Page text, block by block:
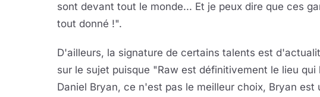
sont devant tout le monde... Et je peux dire que ces
tout donné !".
D'ailleurs, la signature de certains talents est
sur le sujet puisque "Raw est définitivement le lieu
Daniel Bryan, ce n'est pas le meilleur choix, Bryan